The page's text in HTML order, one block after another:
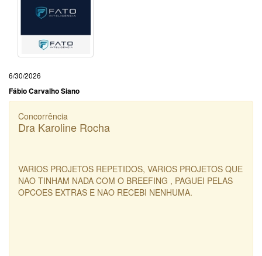
6/30/2026
Fábio Carvalho Siano
Concorrência
Dra Karoline Rocha
VARIOS PROJETOS REPETIDOS, VARIOS PROJETOS QUE
NAO TINHAM NADA COM O BREEFING , PAGUEI PELAS
OPCOES EXTRAS E NAO RECEBI NENHUMA.